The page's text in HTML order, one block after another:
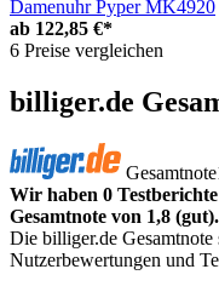
Damenuhr Pyper MK4920
ab 122,85 €*
6 Preise vergleichen
billiger.de
Gesamtnote
Wir haben 0
Gesamtnote von 1,8 (gut).
Die billiger.de Gesamtnote
Nutzerbewertungen und